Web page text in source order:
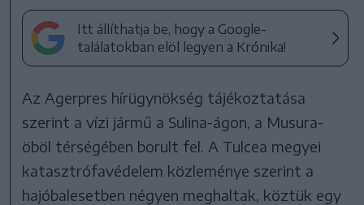
Itt állíthatja be, hogy a Google-
találatokban elöl legyen a Krónika!
Az Agerpres hírügynökség tájékoztatása
szerint a vízi jármű a Sulina-ágon, a Musura-
öböl térségében borult fel. A Tulcea megyei
katasztrófavédelem közleménye szerint a
hajóbalesetben négyen meghaltak, köztük egy